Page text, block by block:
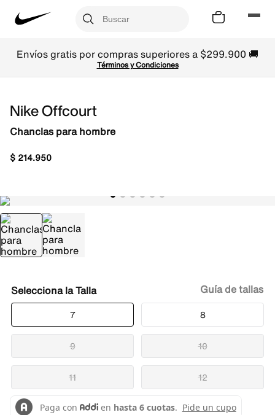
Envíos gratis por compras superiores a $299.900 🚚
Términos y Condiciones
Nike Offcourt
Chanclas para hombre
$ 214.950
Talla
7 8
9 10
11 12
Guía de tallas